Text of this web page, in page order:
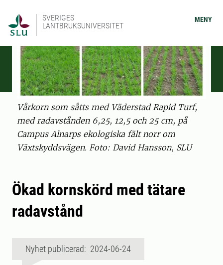
SVERIGES
LANTBRUKSUNIVERSITET
MENY
Vårkorn som såtts med Väderstad Rapid Turf,
med radavstånden 6,25, 12,5 och 25 cm, på
Campus Alnarps ekologiska fält norr om
Växtskyddsvägen. Foto: David Hansson, SLU
Ökad kornskörd med tätare
radavstånd
Nyhet publicerad: 2024-06-24